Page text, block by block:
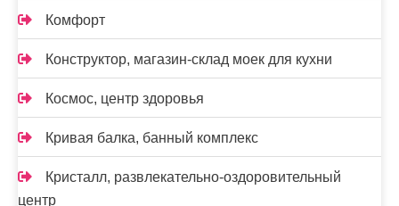
Комфорт
Конструктор, магазин-склад моек для кухни
Космос, центр здоровья
Кривая балка, банный комплекс
Кристалл, развлекательно-оздоровительный
центр